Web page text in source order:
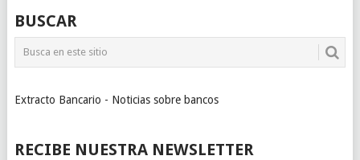
BUSCAR
Extracto Bancario - Noticias sobre bancos
RECIBE NUESTRA NEWSLETTER